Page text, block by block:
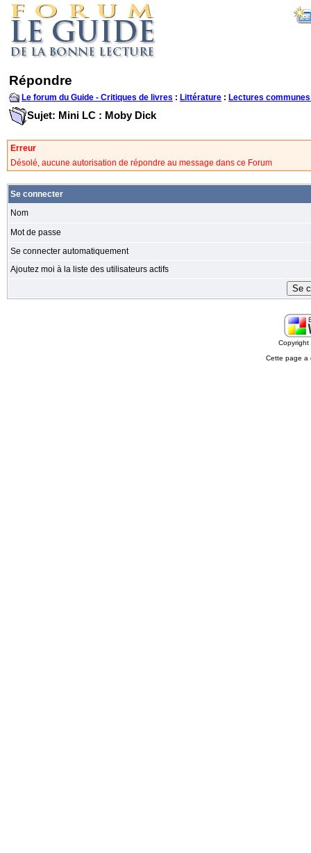
Répondre
Le forum du Guide - Critiques de livres : Littérature : Lectures
Sujet: Mini LC : Moby Dick
Erreur
Désolé, aucune autorisation de répondre au message dans ce Forum
Se connecter
Nom
Mot de passe
Se connecter automatiquement
Ajoutez moi à la liste des utilisateurs actifs
Cette page a